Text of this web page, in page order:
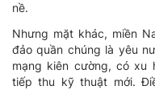
nề.
Nhưng mặt khác, miền
đảo quần chúng là yêu
mạng kiên cường, có xu
tiếp thu kỹ thuật mới.